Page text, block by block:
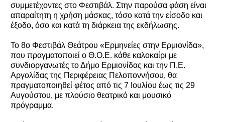
συμμετέχοντες στο Φεστιβάλ. Στην παρούσα φάση είναι
απαραίτητη η χρήση μάσκας, τόσο κατά την είσοδο και
έξοδο, όσο και κατά τη διάρκεια της εκδήλωσης.
Το 8ο Φεστιβάλ Θεάτρου «Ερμηνείες στην Ερμιονίδα»,
που πραγματοποιεί ο Θ.Ο.Ε. κάθε καλοκαίρι με
συνδιοργανωτές το Δήμο Ερμιονίδας και την Π.Ε.
Αργολίδας της Περιφέρειας Πελοποννήσου, θα
πραγματοποιηθεί φέτος από τις 7 Ιουλίου έως τις 29
Αυγούστου, με πλούσιο θεατρικό και μουσικό
πρόγραμμα.